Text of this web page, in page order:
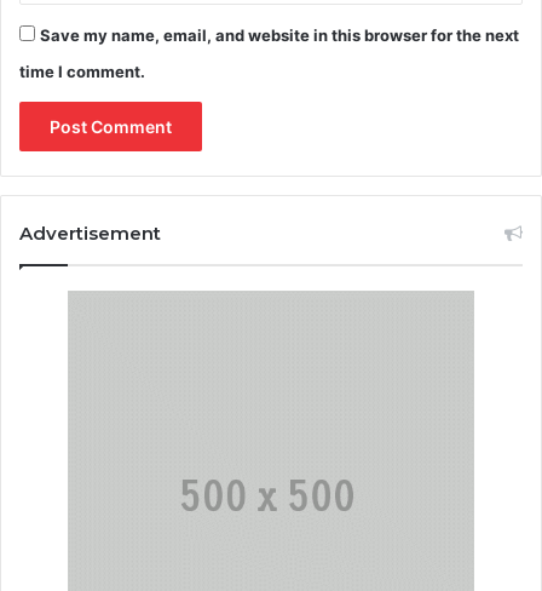
Save my name, email, and website in this browser for the next
time I comment.
Advertisement